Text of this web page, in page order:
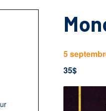
5
35$